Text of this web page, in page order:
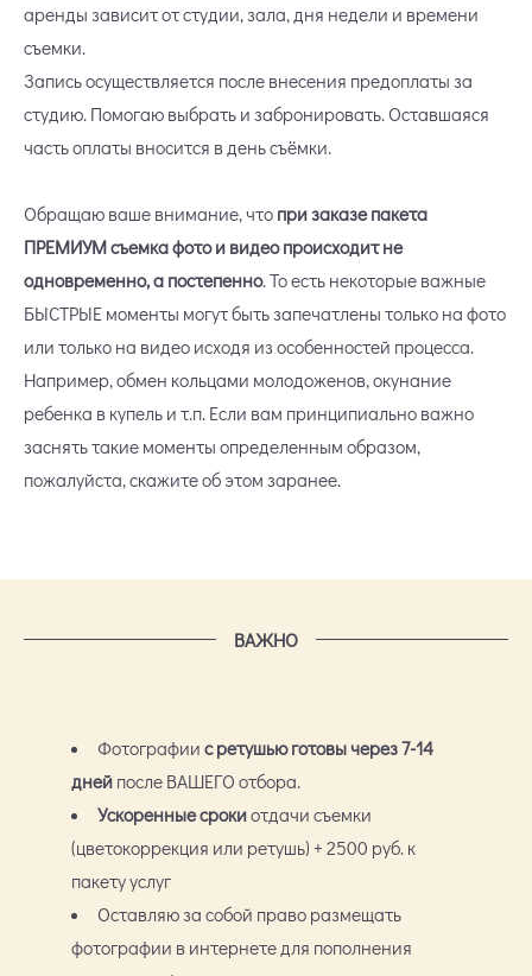
аренды зависит от студии, зала, дня недели и времени
съемки.
Запись осуществляется после внесения предоплаты за
студию. Помогаю выбрать и забронировать. Оставшаяся
часть оплаты вносится в день съёмки.
Обращаю ваше внимание, что при заказе пакета
ПРЕМИУМ съемка фото и видео происходит не
одновременно, а постепенно. То есть некоторые важные
БЫСТРЫЕ моменты могут быть запечатлены только на фото
или только на видео исходя из особенностей процесса.
Например, обмен кольцами молодоженов, окунание
ребенка в купель и т.п. Если вам принципиально важно
заснять такие моменты определенным образом,
пожалуйста, скажите об этом заранее.
ВАЖНО
Фотографии с ретушью готовы через 7-14
дней после ВАШЕГО отбора.
Ускоренные срокиотдачи съемки
(цветокоррекция или ретушь) + 2500 руб. к
пакету услуг
Оставляю за собой право размещать
фотографии в интернете для пополнения